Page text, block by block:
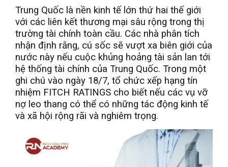
Trung Quốc là nền kinh tế lớn thứ hai thế giới
với các liên kết thương mại sâu rộng trong thị
trường tài chính toàn cầu. Các nhà phân tích
nhận định rằng, cú sốc sẽ vượt xa biên giới của
nước này nếu cuộc khủng hoảng tài sản lan tới
hệ thống tài chính của Trung Quốc. Trong một
ghi chú vào ngày 18/7, tổ chức xếp hạng tín
nhiệm FITCH RATINGS cho biết nếu các vụ vỡ
nợ leo thang có thể có những tác động kinh tế
và xã hội rộng rãi và nghiêm trọng.